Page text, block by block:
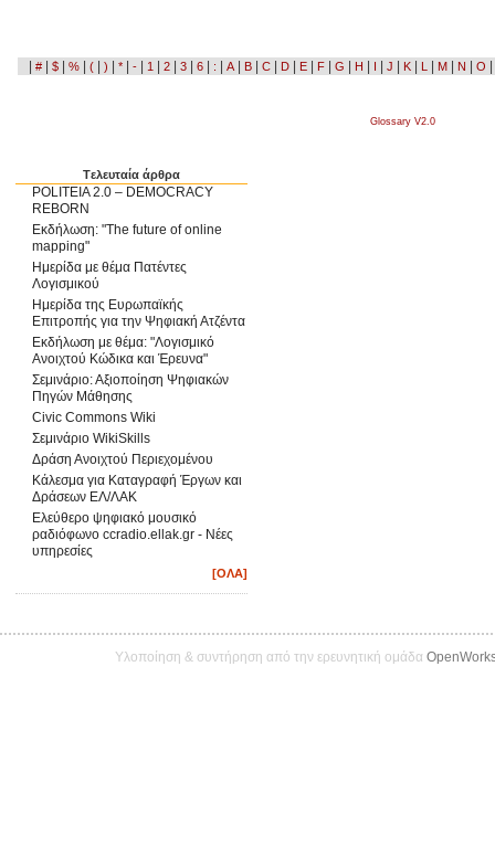
| #| $| %| (| ) | *| -| 1 | 2| 3| 6| : | A| B| C| D| E| F| G | H | I | J | K| L | M| N | O |
Glossary V2.0
Tελευταία άρθρα
POLITEIA 2.0 – DEMOCRACY
REBORN
Εκδήλωση: "The future of online
mapping"
Ημερίδα με θέμα Πατέντες
Λογισμικού
Ημερίδα της Ευρωπαϊκής
Επιτροπής για την Ψηφιακή Ατζέντα
Εκδήλωση με θέμα: "Λογισμικό
Ανοιχτού Κώδικα και Έρευνα"
Σεμινάριο: Αξιοποίηση Ψηφιακών
Πηγών Μάθησης
Civic Commons Wiki
Σεμινάριο WikiSkills
Δράση Ανοιχτού Περιεχομένου
Κάλεσμα για Καταγραφή Έργων και
Δράσεων ΕΛ/ΛΑΚ
Ελεύθερο ψηφιακό μουσικό
ραδιόφωνο ccradio.ellak.gr - Νέες
υπηρεσίες
[ΟΛΑ]
Υλοποίηση & συντήρηση από την ερευνητική ομάδα